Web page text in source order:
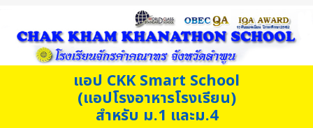
แอป CKK Smart School
(แอปโรงอาหารโรงเรียน)
สำหรับ ม.1 และม.4